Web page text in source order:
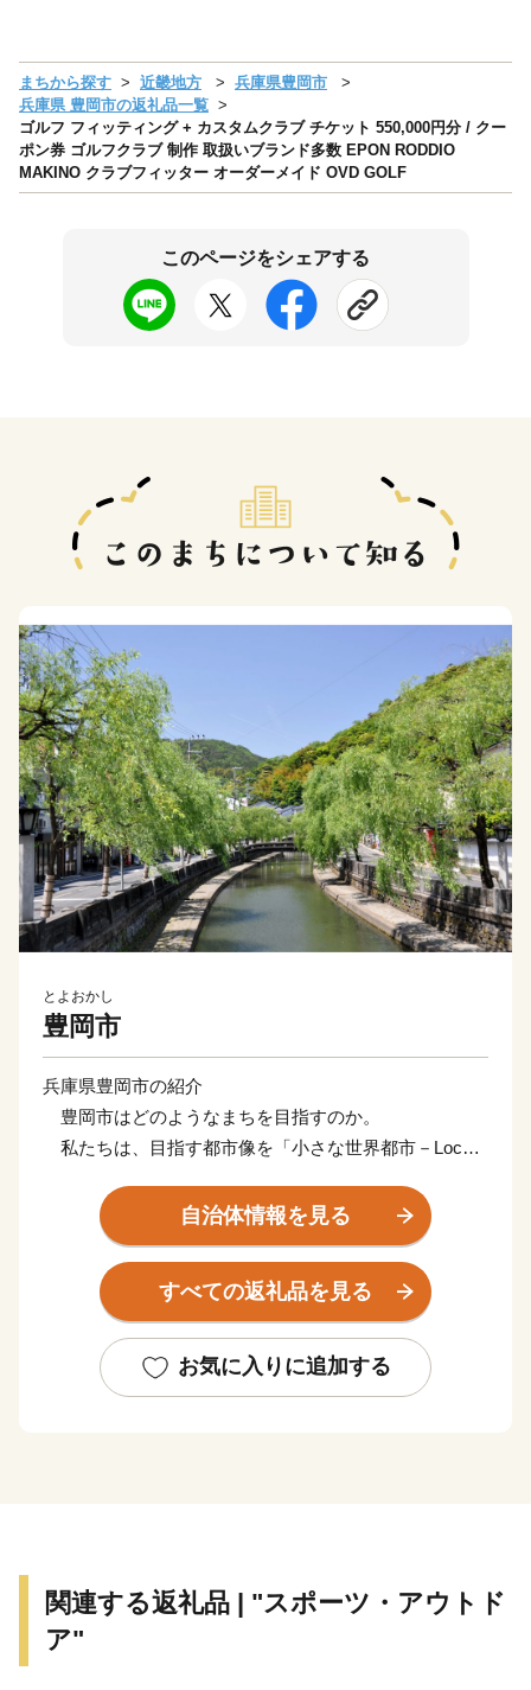
まちから探す 近畿地方
兵庫県豊岡市
兵庫県 豊岡市の返礼品一覧
ゴルフ フィッティング + カスタムクラブ チケット 550,000円分 / クー
ポン券 ゴルフクラブ 制作 取扱いブランド多数 EPON RODDIO
MAKINO クラブフィッター オーダーメイド OVD GOLF
このページをシェアする
とよおかし
豊岡市
兵庫県豊岡市の紹介
豊岡市はどのようなまちを目指すのか。
私たちは、目指す都市像を「小さな世界都市－Local
「Local」と訳しています。
豊岡というローカルに深く根ざしながら、世界で輝き
「小さくてもいいのだ」という堂々とした態度のまちを
創ろうということです。
必要であると考えています。
まちに満ちていること。
５．内発型の地域産業がすくすくと育っているこ
自治体情報を見る
すべての返礼品を見る
お気に入りに追加する
関連する返礼品 | "スポーツ・アウトド
ア"